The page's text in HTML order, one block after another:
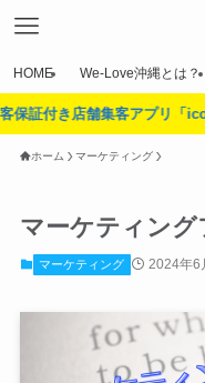
HOME We-Love沖縄とは？
集客アプリ「icooNe イコー
ホーム マーケティング
マーケティン
マーケティング 2024年6